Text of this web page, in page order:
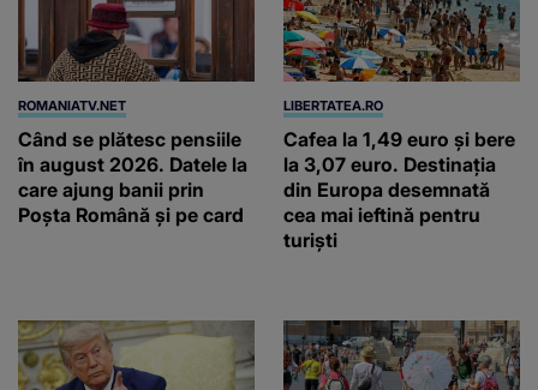
ROMANIATV.NET
Când se plătesc pensiile
în august 2026. Datele la
care ajung banii prin
Poșta Română și pe card
LIBERTATEA.RO
Cafea la 1,49 euro și bere
la 3,07 euro. Destinația
din Europa desemnată
cea mai ieftină pentru
turiști